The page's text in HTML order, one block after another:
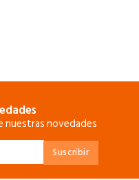
nuestras novedades